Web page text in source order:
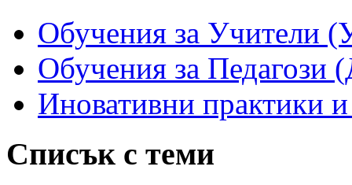
Обучения за Учители
Обучения за Педагози
Иновативни практики
Списък с теми